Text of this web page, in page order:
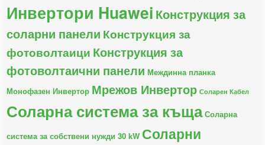
Инвертори Huawei Конструкция за
соларни панели Конструкция за
фотоволтаици Конструкция за
фотоволтаични панели Междинна планка
Монофазен Инвертор Мрежов Инвертор Соларен Кабел
Соларна система за къща Соларна
система за собствени нужди 30 kW Соларни